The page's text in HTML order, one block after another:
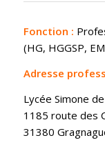
Fonction :
(HG, HGGSP,
Adresse
Lycée Simone
1185 route des
31380